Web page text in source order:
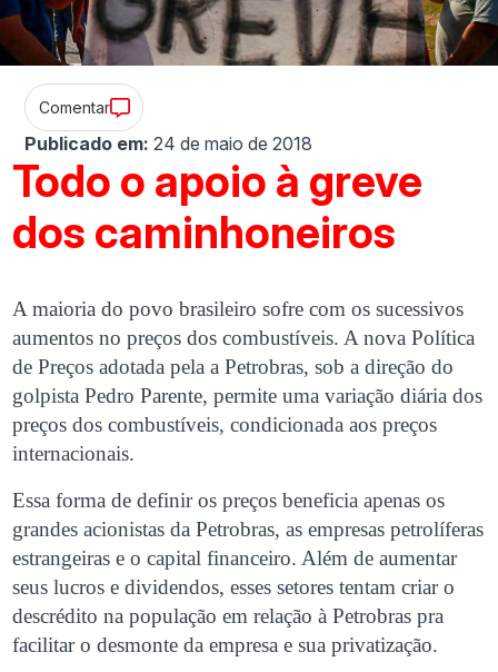
Comentar
Publicado em: 24 de maio de 2018
Todo o apoio à greve
dos caminhoneiros
A maioria do povo brasileiro sofre com os sucessivos
aumentos no preços dos combustíveis. A nova Política
de Preços adotada pela a Petrobras, sob a direção do
golpista Pedro Parente, permite uma variação diária dos
preços dos combustíveis, condicionada aos preços
internacionais.
Essa forma de definir os preços beneficia apenas os
grandes acionistas da Petrobras, as empresas petrolíferas
estrangeiras e o capital financeiro. Além de aumentar
seus lucros e dividendos, esses setores tentam criar o
descrédito na população em relação à Petrobras pra
facilitar o desmonte da empresa e sua privatização.